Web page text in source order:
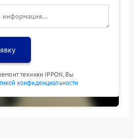
техники IPPON, Вы
конфиденциальности